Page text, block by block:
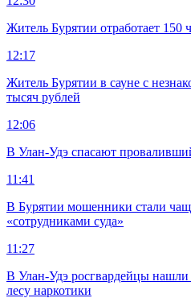
Житель Бурятии отработает 150
12:17
Житель Бурятии в сауне с
тысяч рублей
12:06
В Улан-Удэ спасают
11:41
В Бурятии мошенники стали
«сотрудниками суда»
11:27
В Улан-Удэ росгвардейцы нашли
лесу наркотики